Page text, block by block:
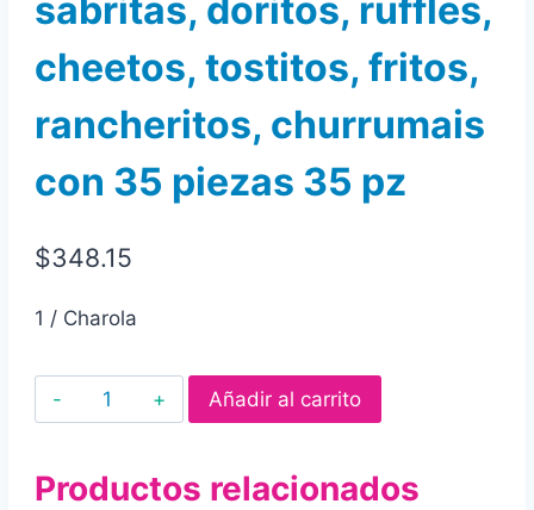
sabritas, doritos, ruffles,
cheetos, tostitos, fritos,
rancheritos, churrumais
con 35 piezas 35 pz
$348.15
1 / Charola
Charola
de
sabritas,
Añadir al carrito
Productos relacionados